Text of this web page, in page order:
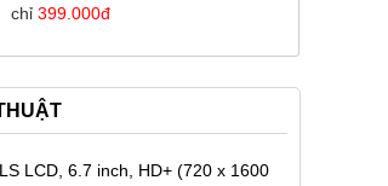
chỉ 399.000đ
LCD, 6.7 inch, HD+ (720 x 1600